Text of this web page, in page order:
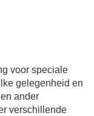
voor speciale
gelegenheid en
ander
verschillende